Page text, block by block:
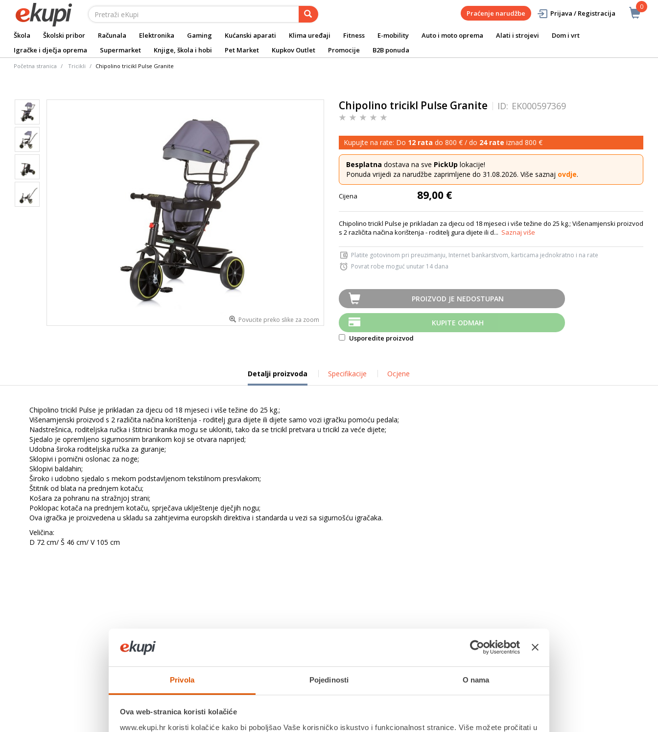
Privola Pojedinosti O nama
Ova web-stranica koristi kolačiće
www.ekupi.hr koristi kolačiće kako bi poboljšao Vaše korisničko iskustvo i funkcionalnost stranice. Više možete pročitati u
0
Praćenje narudžbe Prijava / Registracija
Škola Školski pribor Računala Elektronika Gaming Kućanski aparati Klima uređaji Fitness E-mobility Auto i moto oprema Alati i strojevi
Dom i vrt
Igračke i dječja oprema
Supermarket Knjige, škola i hobi Pet Market Kupkov Outlet Promocije B2B ponuda
Početna stranica Tricikli Chipolino tricikl Pulse Granite
Povucite preko slike za zoom
Chipolino tricikl Pulse Granite ID: EK000597369
Kupujte na rate: Do 12 rata do 800 € / do 24 rate iznad 800 €
Besplatna dostava na sve PickUp lokacije!
Ponuda vrijedi za narudžbe zaprimljene do 31.08.2026. Više saznaj ovdje.
Cijena 89,00 €
Chipolino tricikl Pulse je prikladan za djecu od 18 mjeseci i više težine do 25 kg.; Višenamjenski proizvod
s 2 različita načina korištenja - roditelj gura dijete ili d... Saznaj više
Platite gotovinom pri preuzimanju, Internet bankarstvom, karticama jednokratno i na rate
Povrat robe moguć unutar 14 dana
PROIZVOD JE NEDOSTUPAN
KUPITE ODMAH
Usporedite proizvod
Detalji proizvoda Specifikacije Ocjene
Chipolino tricikl Pulse je prikladan za djecu od 18 mjeseci i više težine do 25 kg.;
Višenamjenski proizvod s 2 različita načina korištenja - roditelj gura dijete ili dijete samo vozi igračku pomoću pedala;
Nadstrešnica, roditeljska ručka i štitnici branika mogu se ukloniti, tako da se tricikl pretvara u tricikl za veće dijete;
Sjedalo je opremljeno sigurnosnim branikom koji se otvara naprijed;
Udobna široka roditeljska ručka za guranje;
Sklopivi i pomični oslonac za noge;
Sklopivi baldahin;
Široko i udobno sjedalo s mekom podstavljenom tekstilnom presvlakom;
Štitnik od blata na prednjem kotaču;
Košara za pohranu na stražnjoj strani;
Poklopac kotača na prednjem kotaču, sprječava uklještenje dječjih nogu;
Ova igračka je proizvedena u skladu sa zahtjevima europskih direktiva i standarda u vezi sa sigurnošću igračaka.
Veličina:
D 72 cm/ Š 46 cm/ V 105 cm